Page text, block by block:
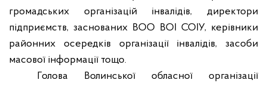
громадських організацій інвалідів, директори
підприємств, заснованих ВОО ВОІ СОІУ, керівники
районних осередків організації інвалідів, засоби
масової інформації тощо.
Голова Волинської обласної організації